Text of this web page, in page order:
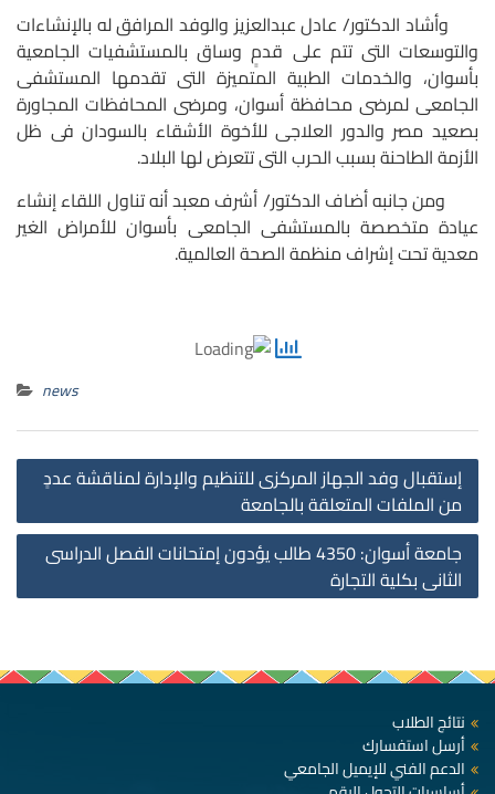
وأشاد الدكتور/ عادل عبدالعزيز والوفد المرافق له بالإنشاءات
والتوسعات التى تتم على قدمٍ وساق بالمستشفيات الجامعية
بأسوان، والخدمات الطبية المتميزة التى تقدمها المستشفى
الجامعى لمرضى محافظة أسوان، ومرضى المحافظات المجاورة
بصعيد مصر والدور العلاجى للأخوة الأشقاء بالسودان فى ظل
الأزمة الطاحنة بسبب الحرب التى تتعرض لها البلاد.
ومن جانبه أضاف الدكتور/ أشرف معبد أنه تناول اللقاء إنشاء
عيادة متخصصة بالمستشفى الجامعى بأسوان للأمراض الغير
معدية تحت إشراف منظمة الصحة العالمية.
news
إستقبال وفد الجهاز المركزى للتنظيم والإدارة لمناقشة عددٍ
من الملفات المتعلقة بالجامعة
جامعة أسوان: 4350 طالب يؤدون إمتحانات الفصل الدراسى
الثانى بكلية التجارة
نتائج الطلاب
أرسل استفسارك
الدعم الفني للإيميل الجامعي